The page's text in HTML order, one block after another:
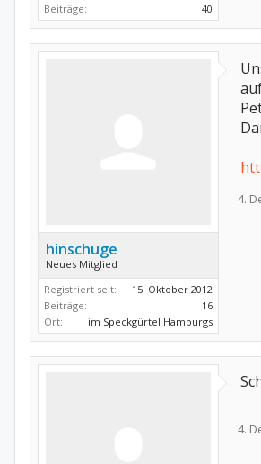
Beiträge:
40
hinschuge
Neues Mitglied
Registriert seit:
15. Oktober 2012
Beiträge:
16
Ort:
im Speckgürtel Hamburgs
4.
4.